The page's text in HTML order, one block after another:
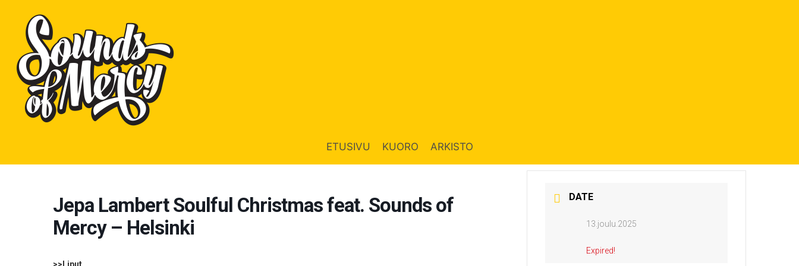
content
ETUSIVU KUORO ARKISTO
Jepa Lambert Soulful Christmas feat. Sounds of
Mercy – Helsinki
DATE
13.joulu.2025
Expired!